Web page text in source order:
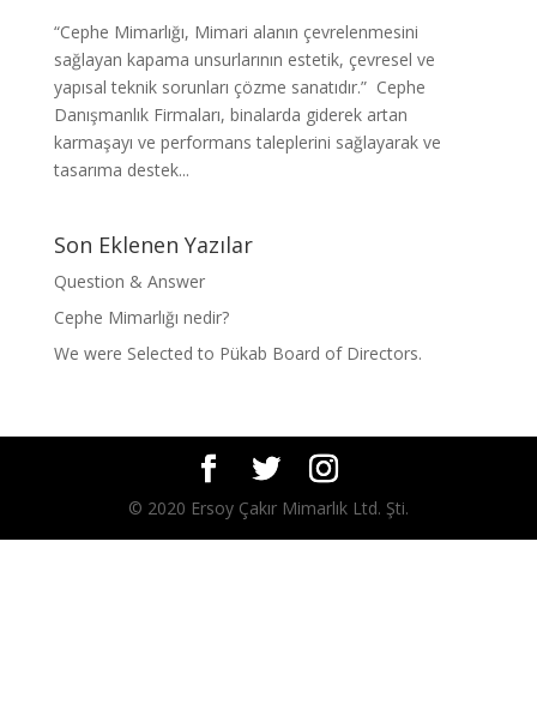
“Cephe Mimarlığı, Mimari alanın çevrelenmesini
sağlayan kapama unsurlarının estetik, çevresel ve
yapısal teknik sorunları çözme sanatıdır.” Cephe
Danışmanlık Firmaları, binalarda giderek artan
karmaşayı ve performans taleplerini sağlayarak ve
tasarıma destek...
Son Eklenen Yazılar
Question & Answer
Cephe Mimarlığı nedir?
We were Selected to Pükab Board of Directors.
© 2020 Ersoy Çakır Mimarlık Ltd. Şti.